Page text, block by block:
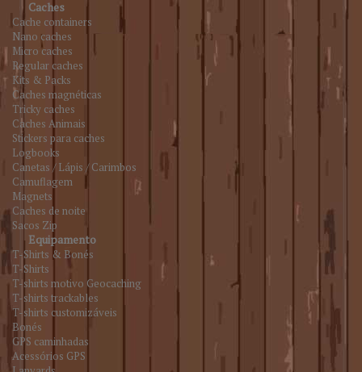
Caches
Cache containers
Nano caches
Micro caches
Regular caches
Kits & Packs
Caches magnéticas
Tricky caches
Caches Animais
Stickers para caches
Logbooks
Canetas / Lápis / Carimbos
Camuflagem
Magnets
Caches de noite
Sacos Zip
Equipamento
T-Shirts & Bonés
T-Shirts
T-shirts motivo Geocaching
T-shirts trackables
T-shirts customizáveis
Bonés
GPS caminhadas
Acessórios GPS